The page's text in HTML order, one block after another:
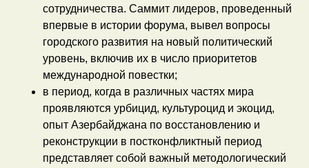
сотрудничества. Саммит лидеров, проведенный
впервые в истории форума, вывел вопросы
городского развития на новый политический
уровень, включив их в число приоритетов
международной повестки;
в период, когда в различных частях мира
проявляются урбицид, культуроцид и экоцид,
опыт Азербайджана по восстановлению и
реконструкции в постконфликтный период
представляет собой важный методологический